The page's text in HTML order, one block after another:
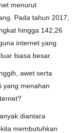
menurut
Pada tahun 2017,
hingga 142,26
internet yang
biasa besar.
awet serta
yang menahan
diantara
membutuhkan